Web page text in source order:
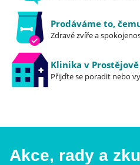
Prodáváme to,
Zdravé zvíře a
Klinika v Prostějově
Přijďte se poradit nebo
Akce, rady a